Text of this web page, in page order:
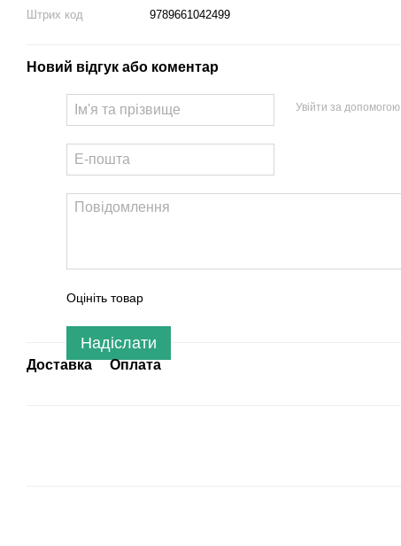
Штрих код
9789661042499
Новий відгук або коментар
Увійти за допомогою
Оцініть товар
Надіслати
Доставка Оплата